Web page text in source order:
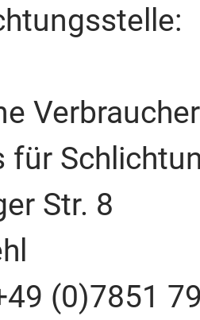
für
Str. 8
(0)7851